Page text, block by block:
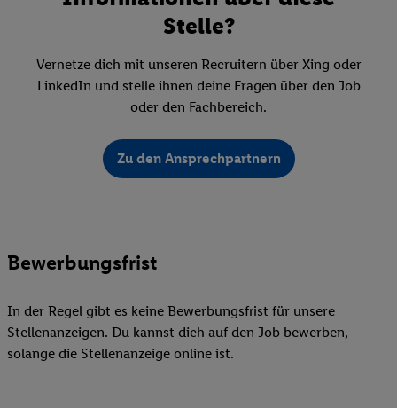
Stelle?
Vernetze dich mit unseren Recruitern über Xing oder
LinkedIn und stelle ihnen deine Fragen über den Job
oder den Fachbereich.
Zu den Ansprechpartnern
Bewerbungsfrist
In der Regel gibt es keine Bewerbungsfrist für unsere
Stellenanzeigen. Du kannst dich auf den Job bewerben,
solange die Stellenanzeige online ist.